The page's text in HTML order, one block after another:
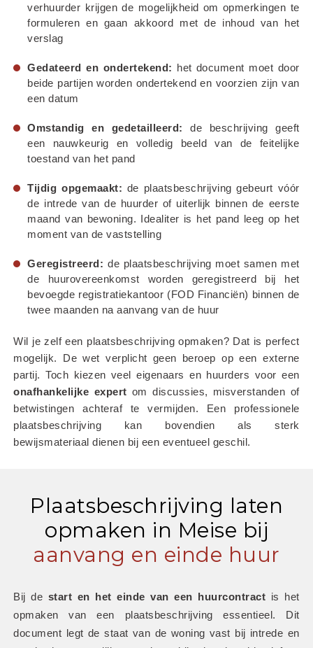
verhuurder krijgen de mogelijkheid om opmerkingen te
formuleren en gaan akkoord met de inhoud van het
verslag
Gedateerd en ondertekend:
het document moet door
beide partijen worden ondertekend en voorzien zijn van
een datum
Omstandig en gedetailleerd:
de beschrijving geeft
een nauwkeurig en volledig beeld van de feitelijke
toestand van het pand
Tijdig opgemaakt: de plaatsbeschrijving gebeurt vóór
de intrede van de huurder of uiterlijk binnen de eerste
maand van bewoning. Idealiter is het pand leeg op het
moment van de vaststelling
Geregistreerd: de plaatsbeschrijving moet samen met
de huurovereenkomst worden geregistreerd bij het
bevoegde registratiekantoor (FOD Financiën) binnen de
twee maanden na aanvang van de huur
Wil je zelf een plaatsbeschrijving opmaken? Dat is perfect
mogelijk. De wet verplicht geen beroep op een externe
onafhankelijke expert om discussies, misverstanden of
betwistingen achteraf te vermijden. Een professionele
plaatsbeschrijving kan bovendien als sterk
bewijsmateriaal dienen bij een eventueel geschil.
Plaatsbeschrijving laten
opmaken in Meise bij
aanvang en einde huur
Bij de start en het einde van een huurcontract is het
opmaken van een plaatsbeschrijving essentieel. Dit
document legt de staat van de woning vast bij intrede en